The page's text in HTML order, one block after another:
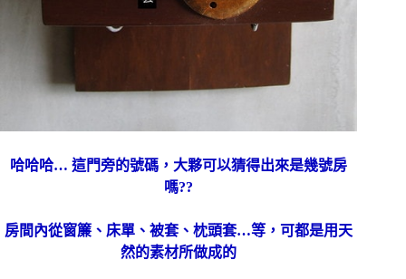
哈哈哈… 這門旁的號碼，大夥可以猜得出來是幾號房
嗎??
房間內從窗簾、床單、被套、枕頭套…等，可都是用天
然的素材所做成的